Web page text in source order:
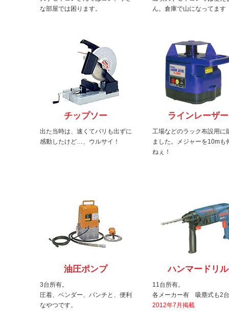
な部屋では困ります。
ん。倉庫で山になってます
チップソー
出た当時は、速くてバリも出ずに
感動したけど…、ウルサイ！
ラインレーザー
工場などのラック布設用に
ました。メジャーを10mも
ねぇ！
油圧ポンプ
3台所有。
圧着、ベンダー、パンチと、便利
なやつです。
ハンマードリル
11台所有。
各メーカー有 吸塵式も2
2012年7月掲載